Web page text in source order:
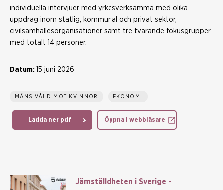
individuella intervjuer med yrkesverksamma med olika
uppdrag inom statlig, kommunal och privat sektor,
civilsamhällesorganisationer samt tre tvärande fokusgrupper
med totalt 14 personer.
Datum: 15 juni 2026
MÄNS VÅLD MOT KVINNOR EKONOMI
Ladda ner pdf Öppna i webbläsare
Jämställdheten i Sverige -